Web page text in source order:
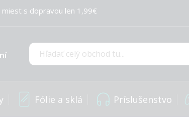
s dopravou len 1,99€
Hľadať
Fólie a sklá Príslušenstvo